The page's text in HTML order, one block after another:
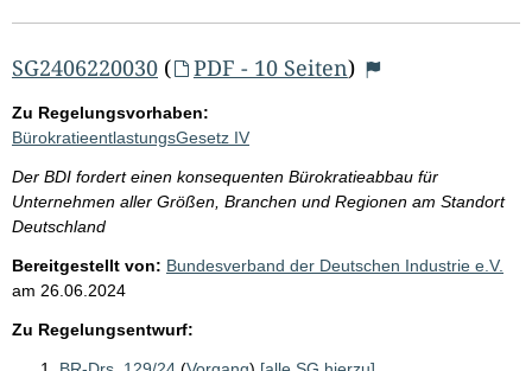
SG2406220030 ( PDF - 10 Seiten)
Zu Regelungsvorhaben:
BürokratieentlastungsGesetz IV
Der BDI fordert einen konsequenten Bürokratieabbau für
Unternehmen aller Größen, Branchen und Regionen am Standort
Deutschland
Bereitgestellt von: Bundesverband der Deutschen Industrie e.V.
am 26.06.2024
Zu Regelungsentwurf: